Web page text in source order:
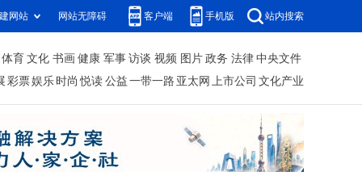
网站 网站无障碍 客户端 手机版 站内搜索
体育 文化 书画 健康 军事 访谈 视频 图片 政务 法律 中央文件
彩票娱乐 时尚 悦读 公益 一带一路 亚太网 上市公司 文化产业